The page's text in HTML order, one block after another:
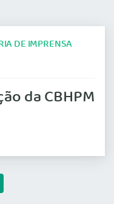
DE IMPRENSA
da CBHPM